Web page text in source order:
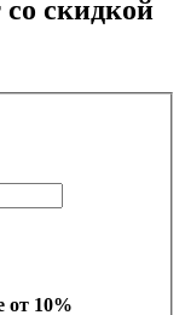
со скидкой
от 10%